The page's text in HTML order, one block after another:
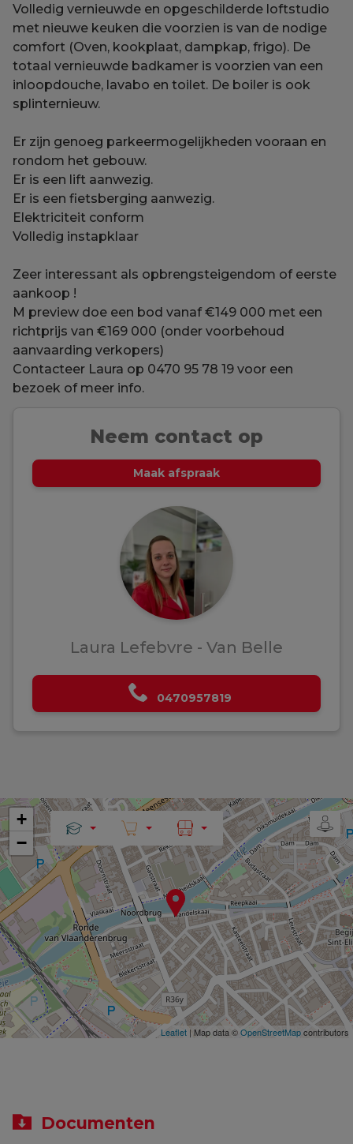
Volledig vernieuwde en opgeschilderde loftstudio
met nieuwe keuken die voorzien is van de nodige
comfort (Oven, kookplaat, dampkap, frigo). De
totaal vernieuwde badkamer is voorzien van een
inloopdouche, lavabo en toilet. De boiler is ook
splinternieuw.
Er zijn genoeg parkeermogelijkheden vooraan en
rondom het gebouw.
Er is een lift aanwezig.
Er is een fietsberging aanwezig.
Elektriciteit conform
Volledig instapklaar
Zeer interessant als opbrengsteigendom of eerste
aankoop !
M preview doe een bod vanaf €149 000 met een
richtprijs van €169 000 (onder voorbehoud
aanvaarding verkopers)
Contacteer Laura op 0470 95 78 19 voor een
bezoek of meer info.
Neem contact op
Maak afspraak
Laura Lefebvre - Van Belle
0470957819
+
−
Leaflet| Map data ©OpenStreetMapcontributors
Documenten